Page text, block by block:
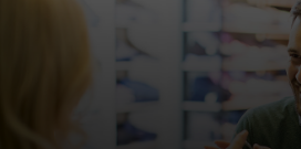
뉴스 & 인사이트